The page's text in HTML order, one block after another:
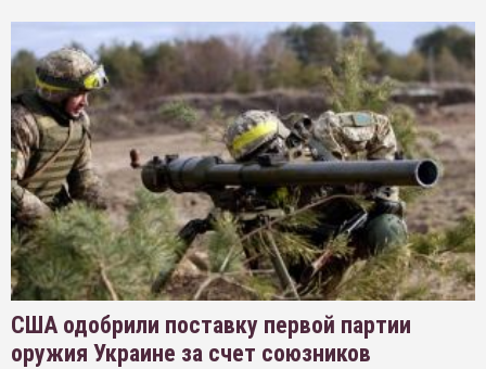
США одобрили поставку первой партии
оружия Украине за счет союзников